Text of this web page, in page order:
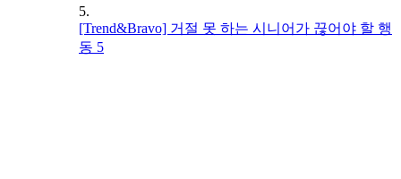
5.
[Trend&Bravo] 거절 못 하는 시니어가 끊어야 할 행
동 5